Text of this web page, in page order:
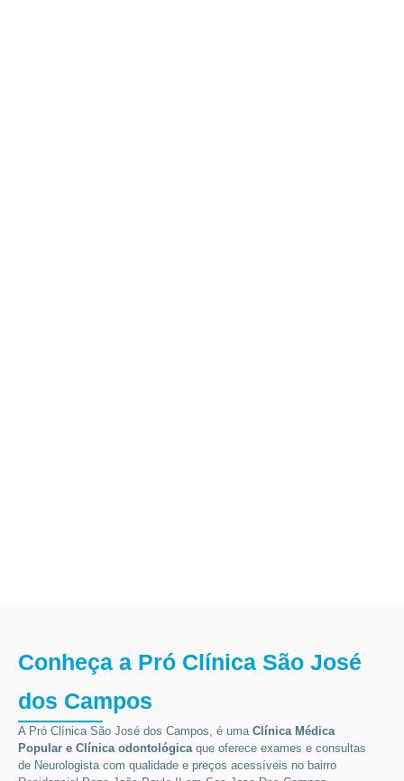
Conheça a Pró Clínica São José
dos Campos
A Pró Clínica São José dos Campos, é uma Clínica Médica
Popular e Clínica odontológicaque oferece exames e consultas
de Neurologistacom qualidade e preços acessíveis no bairro